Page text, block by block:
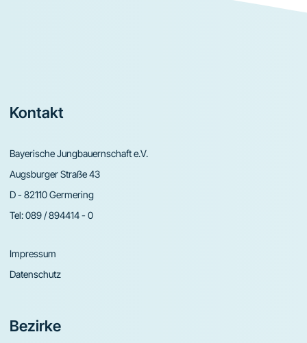
Footer
Kontakt
Bayerische Jungbauernschaft e.V.
Augsburger Straße 43
D - 82110 Germering
Tel:089 / 894414 - 0
Impressum
Datenschutz
Bezirke